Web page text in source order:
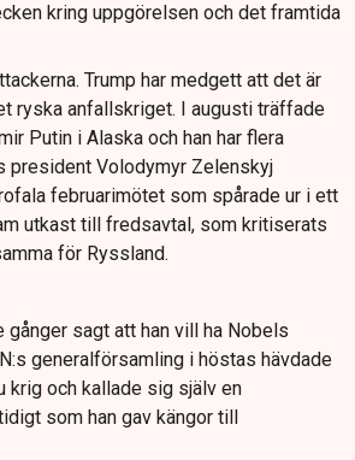
kring uppgörelsen och det framtida
Trump har medgett att det är
ryska anfallskriget. I augusti träffade
Putin i Alaska och han har flera
president Volodymyr Zelenskyj
februarimötet som spårade ur i ett
utkast till fredsavtal, som kritiserats
för Ryssland.
gånger sagt att han vill ha Nobels
generalförsamling i höstas hävdade
krig och kallade sig själv en
som han gav kängor till